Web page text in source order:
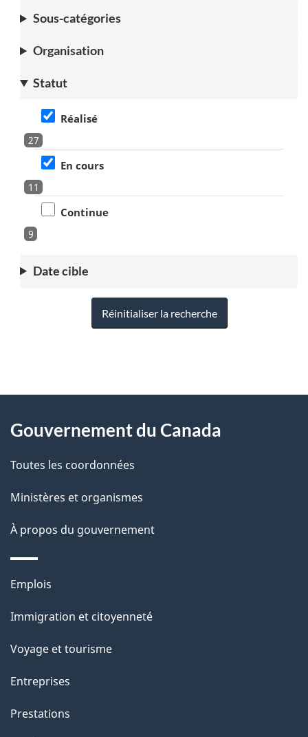
Sous-catégories
Organisation
Statut
Réalisé
27
En cours
11
Continue
9
Date cible
Réinitialiser la recherche
D
t
a
l
s
l
a
a
g
"
propos
ce
site
Gouvernement du Canada
Toutes les coordonnées
Ministères et organismes
À propos du gouvernement
Thèmes
sujets
Emplois
Immigration et citoyenneté
Voyage et tourisme
Entreprises
Prestations